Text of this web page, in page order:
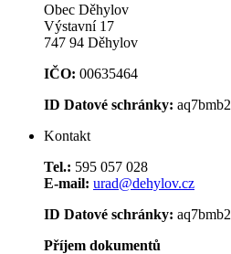
Obec Děhylov
Výstavní 17
747 94 Děhylov
IČO: 00635464
ID Datové schránky: aq7bmb2
Kontakt
Tel.: 595 057 028
E-mail: urad@dehylov.cz
ID Datové schránky: aq7bmb2
Příjem dokumentů